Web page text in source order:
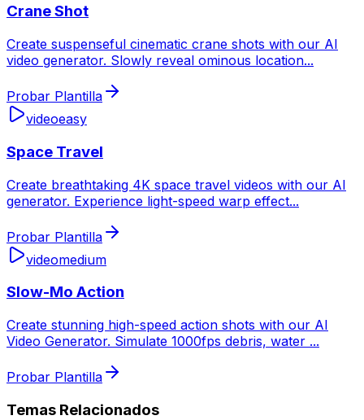
Crane Shot
Create suspenseful cinematic crane shots with our AI
video generator. Slowly reveal ominous location...
Probar Plantilla
videoeasy
Space Travel
Create breathtaking 4K space travel videos with our AI
generator. Experience light-speed warp effect...
Probar Plantilla
videomedium
Slow-Mo Action
Create stunning high-speed action shots with our AI
Video Generator. Simulate 1000fps debris, water ...
Probar Plantilla
Temas Relacionados